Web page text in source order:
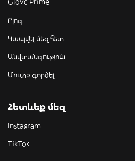
Glovo Prime
Բլոգ
Կապվել մեզ հետ
Անվտանգություն
Մուտք գործել
Հետևեք մեզ
Instagram
TikTok